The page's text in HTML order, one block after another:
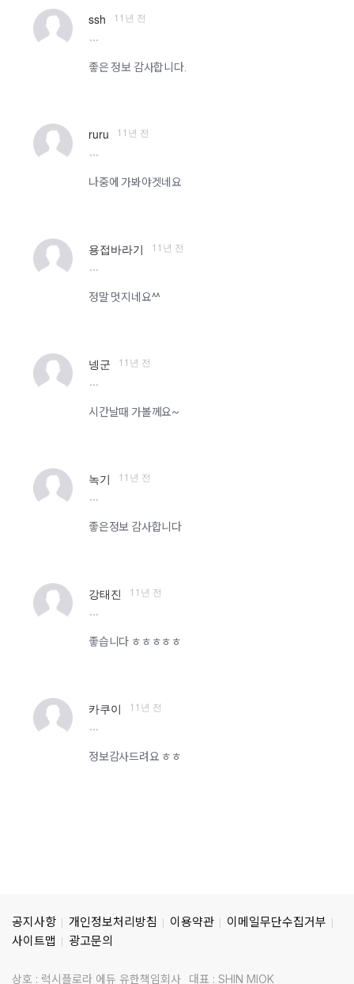
ssh 11년 전
좋은 정보 감사합니다.
ruru 11년 전
나중에 가봐야겟네요
용접바라기 11년 전
정말 멋지네요^^
넹군 11년 전
시간날때 가볼께요~
녹기 11년 전
좋은정보 감사합니다
강태진 11년 전
좋습니다 ㅎㅎㅎㅎㅎ
카쿠이 11년 전
정보감사드려요 ㅎㅎ
공지사항 개인정보처리방침 이용약관
이메일무단수집거부
사이트맵
광고문의
상호 : 럭시플로라 에듀 유한책임회사 대표 : SHIN MIOK